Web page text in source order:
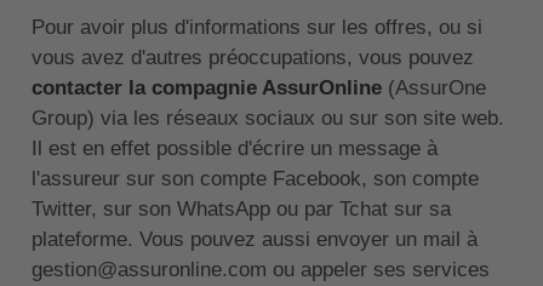
Pour avoir plus d'informations sur les offres, ou si
vous avez d'autres préoccupations, vous pouvez
contacter la compagnie AssurOnline(AssurOne
Group) via les réseaux sociaux ou sur son site web.
Il est en effet possible d'écrire un message à
l'assureur sur son compte Facebook, son compte
Twitter, sur son WhatsApp ou par Tchat sur sa
plateforme. Vous pouvez aussi envoyer un mail à
gestion@assuronline.com ou appeler ses services